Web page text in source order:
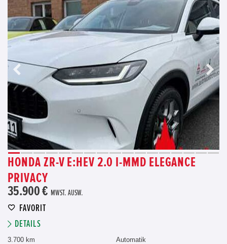
HONDA ZR-V E:HEV 2.0 I-MMD ELEGANCE
PRIVACY
35.900 € MWST. AUSW.
FAVORIT
DETAILS
3.700 km
Automatik